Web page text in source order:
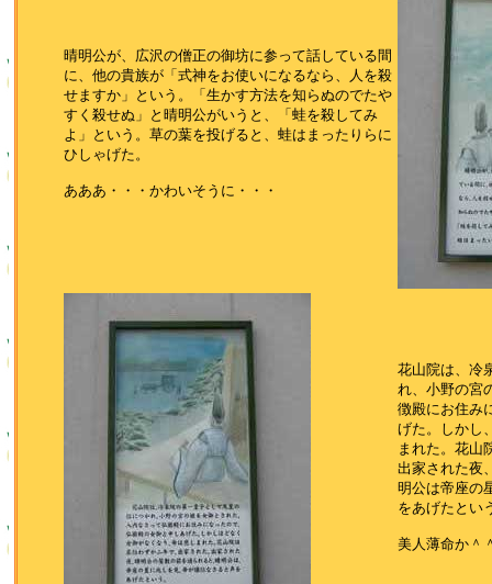
晴明公が、広沢の僧正の御坊に参って話している間
に、他の貴族が「式神をお使いになるなら、人を殺
せますか」という。「生かす方法を知らぬのでたや
すく殺せぬ」と晴明公がいうと、「蛙を殺してみ
よ」という。草の葉を投げると、蛙はまったりらに
ひしゃげた。
あああ・・・かわいそうに・・・
花山院は、冷
れ、小野の宮
徴殿にお住み
げた。しかし
まれた。花山
出家された夜
明公は帝座の
をあげたとい
美人薄命か＾